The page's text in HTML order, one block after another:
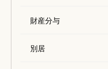
財産分与
別居